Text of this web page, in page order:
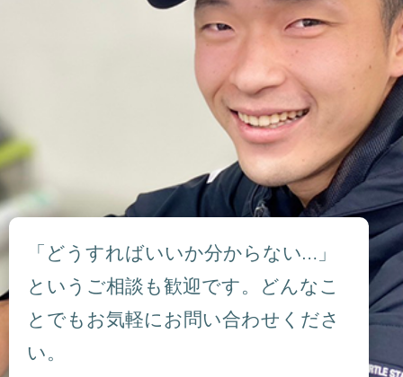
「どうすればいいか分からない…」
というご相談も歓迎です。どんなこ
とでもお気軽にお問い合わせくださ
い。